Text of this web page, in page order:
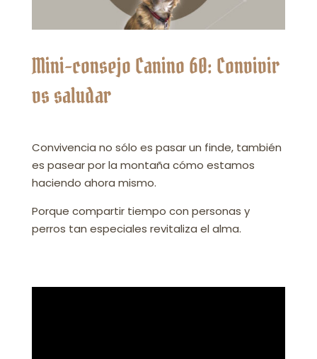
Mini-consejo Canino 60: Convivir
vs saludar
Convivencia no sólo es pasar un finde, también
es pasear por la montaña cómo estamos
haciendo ahora mismo.
Porque compartir tiempo con personas y
perros tan especiales revitaliza el alma.